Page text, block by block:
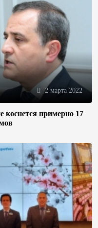
2 марта 2022
коснется примерно 17